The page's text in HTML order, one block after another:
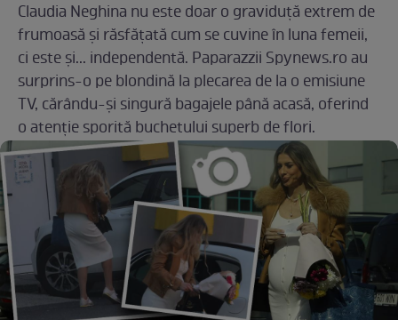
Claudia Neghina nu este doar o graviduță extrem de
frumoasă și răsfățată cum se cuvine în luna femeii,
ci este și... independentă. Paparazzii Spynews.ro au
surprins-o pe blondină la plecarea de la o emisiune
TV, cărându-și singură bagajele până acasă, oferind
o atenție sporită buchetului superb de flori.